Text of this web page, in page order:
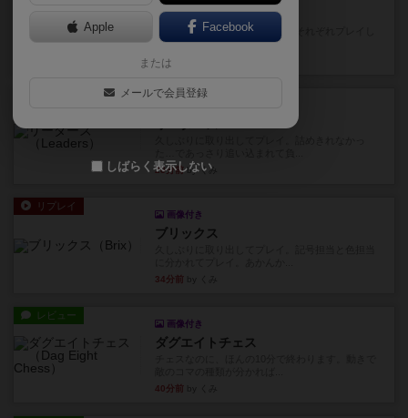
スライプ
メインコマ一つサブコマ四つでそれぞれプレイし
ます。動かし方はコマか壁に...
20分前
28分前by くみ
リプレイ
画像付き
ブリックス
34分前
レビュー
画像付き
ダグエイトチェス
40分前
Apple Facebook
または
メールで会員登録
しばらく表示しない